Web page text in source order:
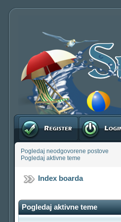
Registruj se Prijavite se
Pogledaj neodgovorene postove
Pogledaj aktivne teme
Index boarda
Pogledaj aktivne teme